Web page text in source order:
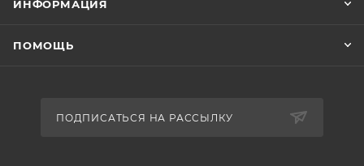
ИНФОРМАЦИЯ
ПОМОЩЬ
ПОДПИСАТЬСЯ НА РАССЫЛКУ